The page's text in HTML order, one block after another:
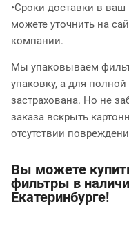
•Сроки доставки в
можете уточнить на
компании.
Мы упаковываем
упаковку, а для
застрахована. Но не
заказа вскрыть
отсутствии
Вы можете
фильтры в
Екатеринбурге!